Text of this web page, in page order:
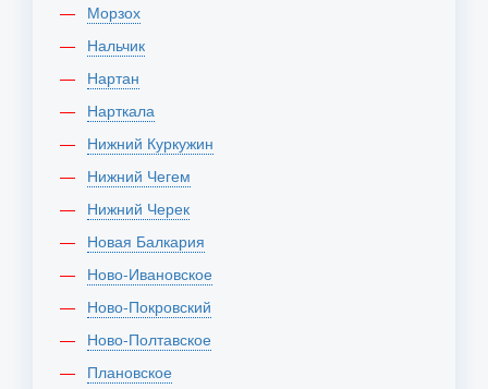
Морзох
Нальчик
Нартан
Нарткала
Нижний Куркужин
Нижний Чегем
Нижний Черек
Новая Балкария
Ново-Ивановское
Ново-Покровский
Ново-Полтавское
Плановское